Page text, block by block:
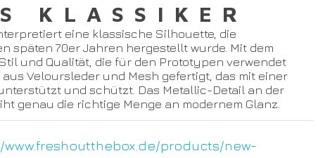
KLASSIKER
eine klassische Silhouette, die
späten 70er Jahren hergestellt wurde. Mit dem
und Qualität, die für den Prototypen verwendet
Veloursleder und Mesh gefertigt, das mit einer
und schützt. Das Metallic-Detail an der
genau die richtige Menge an modernem Glanz.
www.freshoutthebox.de/products/new-